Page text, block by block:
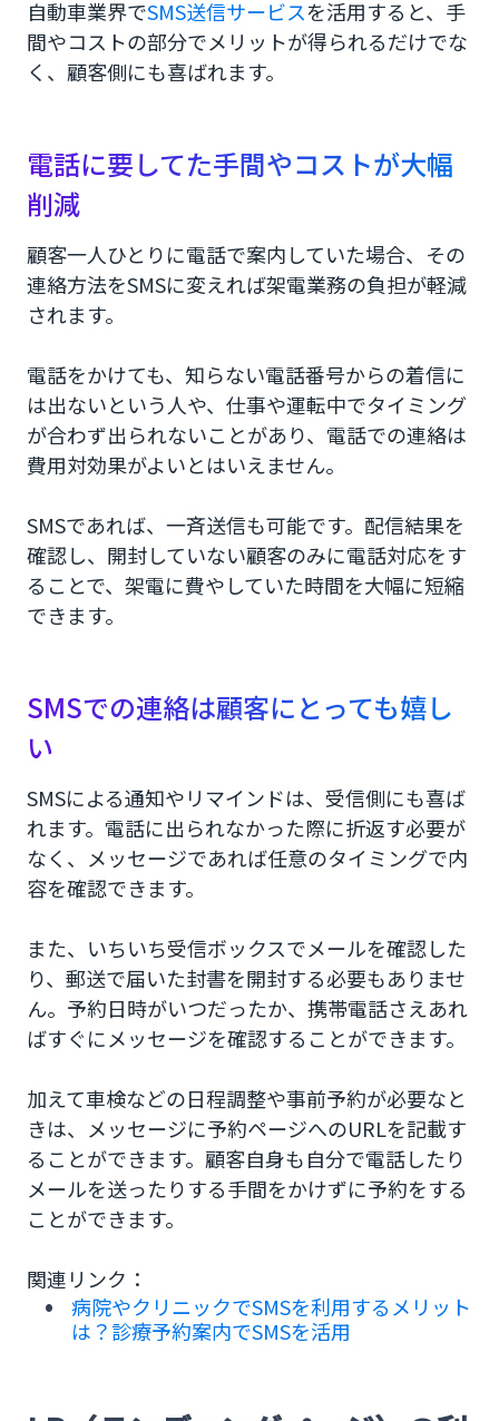
自動車業界でSMS送信サービスを活用すると、手
間やコストの部分でメリットが得られるだけでな
く、顧客側にも喜ばれます。
電話に要してた手間やコストが大幅
削減
顧客一人ひとりに電話で案内していた場合、その
連絡方法をSMSに変えれば架電業務の負担が軽減
されます。
電話をかけても、知らない電話番号からの着信に
は出ないという人や、仕事や運転中でタイミング
が合わず出られないことがあり、電話での連絡は
費用対効果がよいとはいえません。
SMSであれば、一斉送信も可能です。配信結果を
確認し、開封していない顧客のみに電話対応をす
ることで、架電に費やしていた時間を大幅に短縮
できます。
SMSでの連絡は顧客にとっても嬉し
い
SMSによる通知やリマインドは、受信側にも喜ば
れます。電話に出られなかった際に折返す必要が
なく、メッセージであれば任意のタイミングで内
容を確認できます。
また、いちいち受信ボックスでメールを確認した
り、郵送で届いた封書を開封する必要もありませ
ん。予約日時がいつだったか、携帯電話さえあれ
ばすぐにメッセージを確認することができます。
加えて車検などの日程調整や事前予約が必要なと
きは、メッセージに予約ページへのURLを記載す
ることができます。顧客自身も自分で電話したり
メールを送ったりする手間をかけずに予約をする
ことができます。
関連リンク：
病院やクリニックでSMSを利用するメリット
は？診療予約案内でSMSを活用